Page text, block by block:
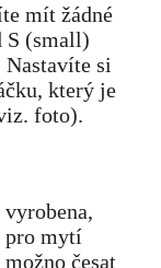
mít žádné
S (small)
si
který je
foto).
pro mytí
česat